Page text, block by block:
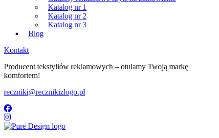
Katalog nr 1
Katalog nr 2
Katalog nr 3
Blog
Kontakt
Producent tekstyliów reklamowych – otulamy Twoją markę
komfortem!
reczniki@recznikizlogo.pl